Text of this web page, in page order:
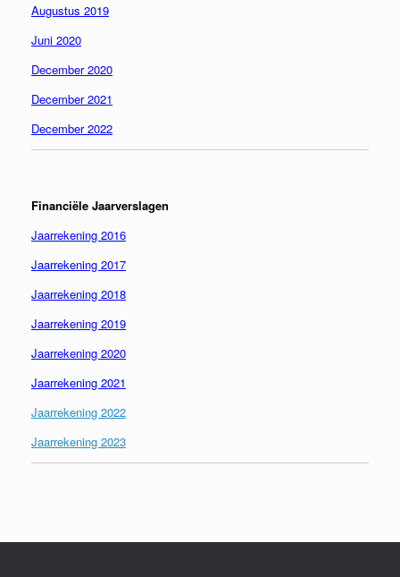
Augustus 2019
Juni 2020
December 2020
December 2021
December 2022
Financiële Jaarverslagen
Jaarrekening 2016
Jaarrekening 2017
Jaarrekening 2018
Jaarrekening 2019
Jaarrekening 2020
Jaarrekening 2021
Jaarrekening 2022
Jaarrekening 2023